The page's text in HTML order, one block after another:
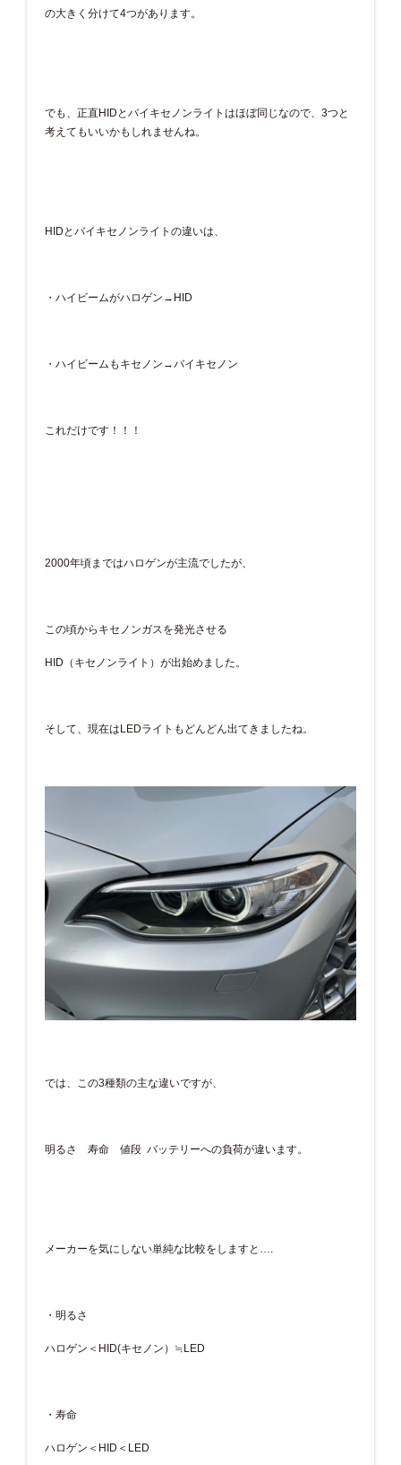
の大きく分けて4つがあります。
でも、正直HIDとバイキセノンライトはほぼ同じなので、3つと
考えてもいいかもしれませんね。
HIDとバイキセノンライトの違いは、
・ハイビームがハロゲン→HID
・ハイビームもキセノン→バイキセノン
これだけです！！！
2000年頃まではハロゲンが主流でしたが、
この頃からキセノンガスを発光させる
HID（キセノンライト）が出始めました。
そして、現在はLEDライトもどんどん出てきましたね。
では、この3種類の主な違いですが、
明るさ 寿命 値段 バッテリーへの負荷が違います。
メーカーを気にしない単純な比較をしますと….
・明るさ
ハロゲン＜HID(キセノン）≒LED
・寿命
ハロゲン＜HID＜LED